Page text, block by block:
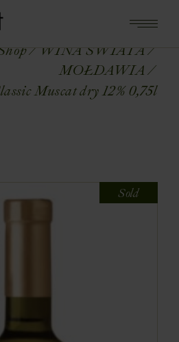
WINA ŚWIATA
MOŁDAWIA
Muscat dry 12% 0,75l
Sold